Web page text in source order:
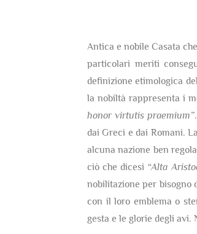
Antica e nobile Casata
particolari meriti
definizione etimologica
la nobiltà rappresenta i
honor virtutis praemium”
dai Greci e dai Romani.
alcuna nazione ben
ciò che dicesi “Alta
nobilitazione per bisogno
con il loro emblema o
gesta e le glorie degli avi.